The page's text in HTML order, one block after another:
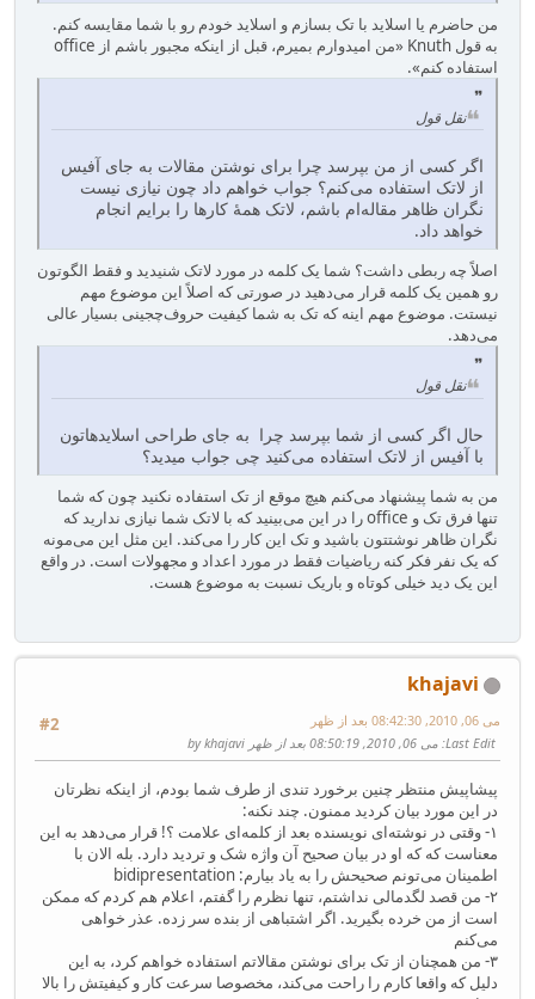
من حاضرم یا اسلاید با تک بسازم و اسلاید خودم رو با شما مقایسه کنم.
به قول Knuth «من امیدوارم بمیرم، قبل از اینکه مجبور باشم از office
استفاده کنم».
نقل قول
اگر کسی از من بپرسد چرا برای نوشتن مقالات به جای آفیس
از لاتک استفاده می‌کنم؟ جواب خواهم داد چون نیازی نیست
نگران ظاهر مقاله‌ام باشم، لاتک همهٔ کارها را برایم انجام
خواهد داد.
اصلاً چه ربطی داشت؟ شما یک کلمه در مورد لاتک شنیدید و فقط الگوتون
رو همین یک کلمه قرار می‌دهید در صورتی که اصلاً این موضوع مهم
نیستت. موضوع مهم اینه که تک به شما کیفیت حروف‌چجینی بسیار عالی
می‌دهد.
نقل قول
حال اگر کسی از شما بپرسد چرا به جای طراحی اسلایدهاتون
با آفیس از لاتک استفاده می‌کنید چی جواب میدید؟
من به شما پیشنهاد می‌کنم هیچ موقع از تک استفاده نکنید چون که شما
تنها فرق تک و office را در این می‌بینید که با لاتک شما نیازی ندارید که
نگران ظاهر نوشتتون باشید و تک این کار را می‌کند. این مثل این می‌مونه
که یک نفر فکر کنه ریاضیات فقط در مورد اعداد و مجهولات است. در واقع
این یک دید خیلی کوتاه و باریک نسبت به موضوع هست.
khajavi
#2
می 06, 2010, 08:42:30 بعد از ظهر
Last Edit: می 06, 2010, 08:50:19 بعد از ظهر by khajavi
پیشاپیش منتظر چنین برخورد تندی از طرف شما بودم، از اینکه نظرتان
در این مورد بیان کردید ممنون. چند نکنه:
۱- وقتی در نوشته‌ای نویسنده بعد از کلمه‌ای علامت ؟! قرار می‌دهد به این
معناست که که او در بیان صحیح آن واژه شک و تردید دارد. بله الان با
اطمینان می‌تونم صحیحش را به یاد بیارم: bidipresentation
۲- من قصد لگدمالی نداشتم، تنها نظرم را گفتم، اعلام هم کردم که ممکن
است از من خرده بگیرید. اگر اشتباهی از بنده سر زده. عذر خواهی
می‌کنم
۳- من همچنان از تک برای نوشتن مقالاتم استفاده خواهم کرد، به این
دلیل که واقعا کارم را راحت می‌کند، مخصوصا سرعت کار و کیفیتش را بالا